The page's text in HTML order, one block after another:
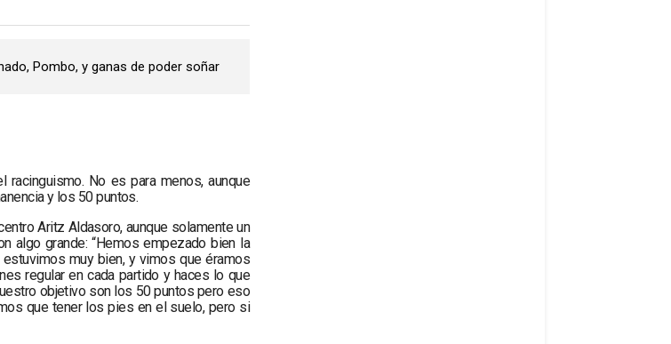
Pombo, y ganas de poder soñar
racinguismo. No es para menos, aunque
y los 50 puntos.
Aritz Aldasoro, aunque solamente un
algo grande: “Hemos empezado bien la
muy bien, y vimos que éramos
regular en cada partido y haces lo que
objetivo son los 50 puntos pero eso
que tener los pies en el suelo, pero si